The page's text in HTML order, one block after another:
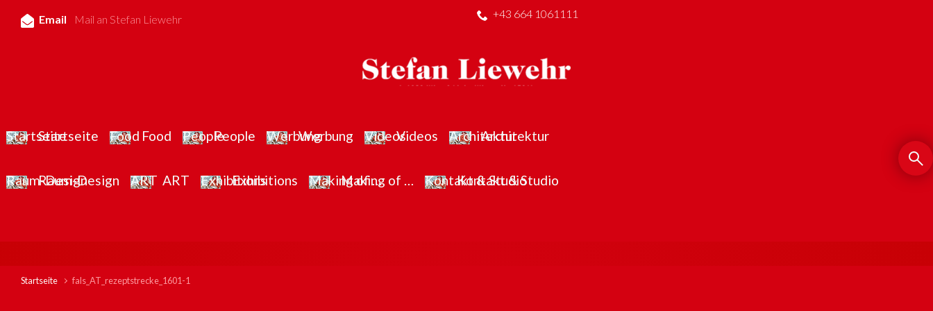
Zum Hauptinhalt springen
Email Mail an Stefan Liewehr +43 664 1061111
Startseite Food People Werbung Videos Architektur
Raum-Design ART Exhibitions Making of … Kontakt & Studio
Startseite fals_AT_rezeptstrecke_1601-1